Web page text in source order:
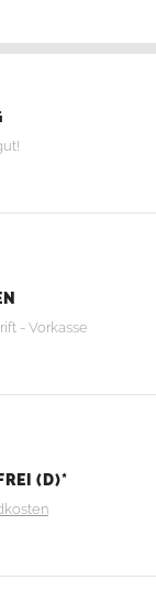
- Vorkasse
(D)*